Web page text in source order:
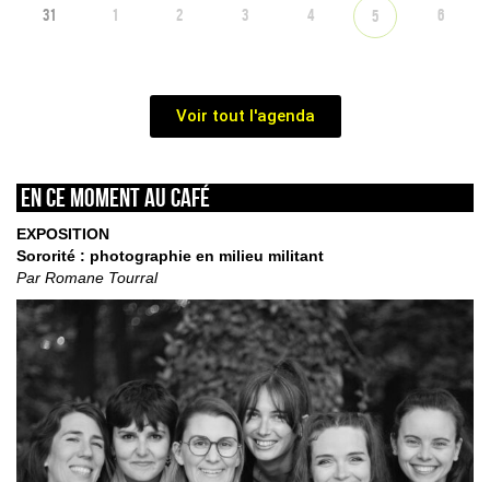
31 1 2 3 4 5 6
Voir tout l'agenda
En ce moment au café
EXPOSITION
Sororité : photographie en milieu militant
Par Romane Tourral